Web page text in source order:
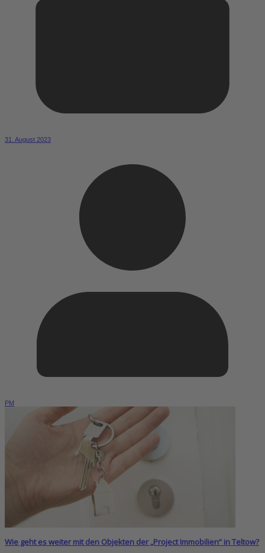
31. August 2023
PM
Wie geht es weiter mit den Objekten der „Project Immobilien“ in Teltow?